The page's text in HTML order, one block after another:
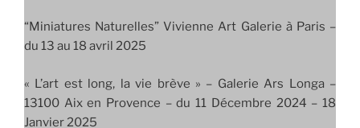
“Miniatures Naturelles” Vivienne Art Galerie à Paris –
du 13 au 18 avril 2025
« L’art est long, la vie brève » – Galerie Ars Longa –
13100 Aix en Provence – du 11 Décembre 2024 – 18
Janvier 2025